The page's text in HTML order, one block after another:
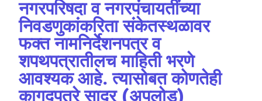
नगरपरिषदा व नगरपंचायतींच्या
निवडणुकांकरिता संकेतस्थळावर
फक्त नामनिर्देशनपत्र व
शपथपत्रातीलच माहिती भरणे
आवश्यक आहे. त्यासोबत कोणतेही